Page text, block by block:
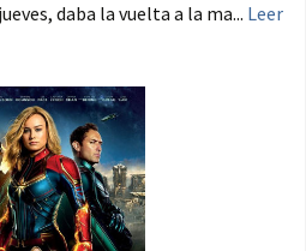
daba la vuelta a la ma... Leer